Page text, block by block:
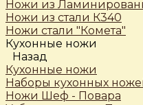
Ножи из
Ножи из стали К340
Ножи стали "Комета"
Кухонные ножи
Назад
Кухонные ножи
Наборы кухонных
Ножи Шеф - Повара